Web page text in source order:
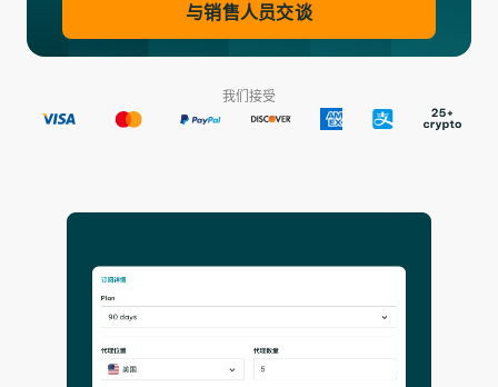
与销售人员交谈
我们接受